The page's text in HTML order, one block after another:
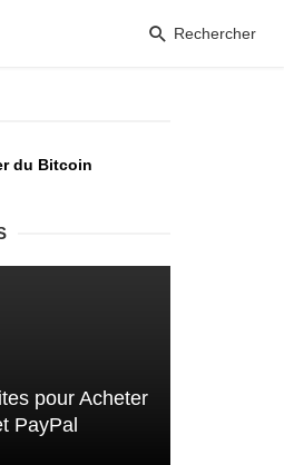
Rechercher
du Bitcoin
pour Acheter
PayPal